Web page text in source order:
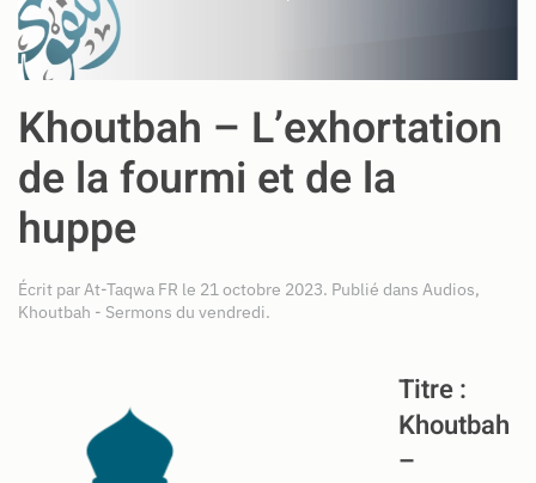
Khoutbah – L’exhortation
de la fourmi et de la
huppe
Écrit parAt-Taqwa FR le 21 octobre 2023. Publié dans Audios,
Khoutbah - Sermons du vendredi.
Titre:
Khoutbah
–